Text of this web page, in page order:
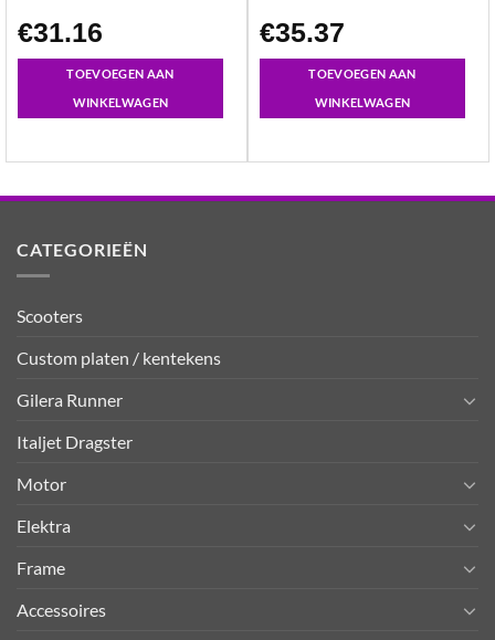
€31.16
TOEVOEGEN AAN
WINKELWAGEN
€35.37
TOEVOEGEN AAN
WINKELWAGEN
CATEGORIEËN
Scooters
Custom platen / kentekens
Gilera Runner
Italjet Dragster
Motor
Elektra
Frame
Accessoires